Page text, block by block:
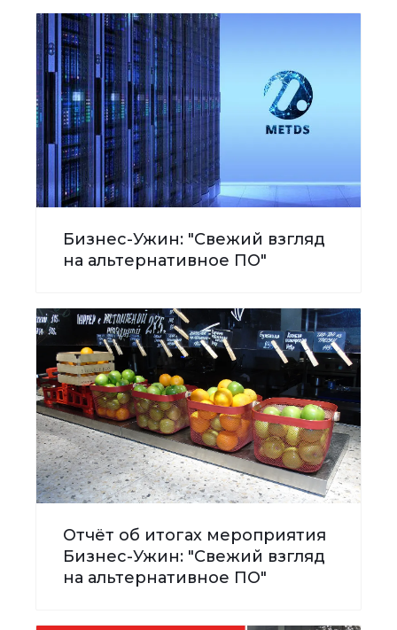
Бизнес-Ужин: "Свежий взгляд
на альтернативное ПО"
Отчёт об итогах мероприятия
Бизнес-Ужин: "Свежий взгляд
на альтернативное ПО"